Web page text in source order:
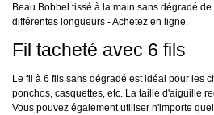
Beau Bobbel tissé à la main sans dégradé
différentes longueurs - Achetez en ligne.
Fil tacheté avec 6 fils
Le fil à 6 fils sans dégradé est idéal pour les
ponchos, casquettes, etc. La taille d'aiguille
Vous pouvez également utiliser n'importe